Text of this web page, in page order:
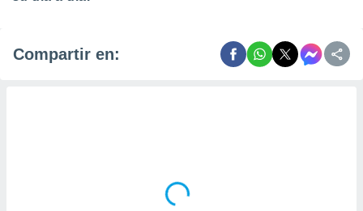
Compartir en: